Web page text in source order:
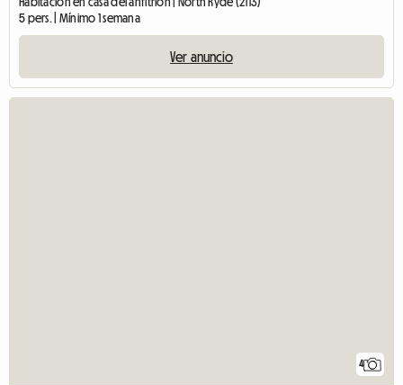
5 pers. | Mínimo 1 semana
Ver anuncio
4